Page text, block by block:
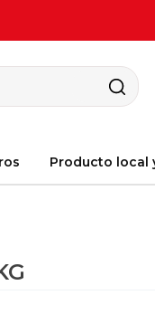
Producto local